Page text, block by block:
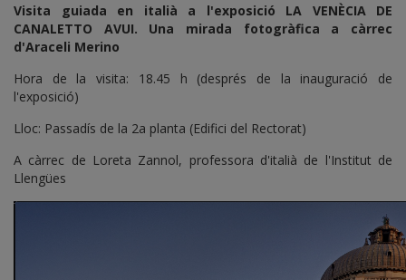
Visita guiada en italià a l'exposició LA VENÈCIA DE
CANALETTO AVUI. Una mirada fotogràfica a càrrec
d'Araceli Merino
Hora de la visita: 18.45 h (després de la inauguració de
l'exposició)
Lloc: Passadís de la 2a planta (Edifici del Rectorat)
A càrrec de Loreta Zannol, professora d'italià de l'Institut de
Llengües